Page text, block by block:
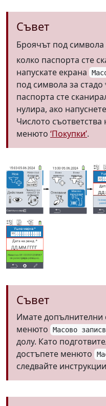
Съвет
Броячът под символа
колко паспорта сте
напускате екрана
под символа за стадо
паспорта сте
нулира, ако
Числото
менюто ‘Покупки’.
Съвет
Имате допълнителни
менюто
Масово
долу. Като
достъпете менюто
следвайте